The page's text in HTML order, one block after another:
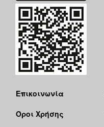
Επικοινωνία
Όροι Χρήσης